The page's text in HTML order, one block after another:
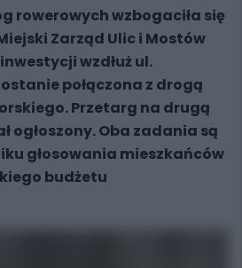
rowerowych wzbogaciła się
Zarząd Ulic i Mostów
wzdłuż ul.
połączona z drogą
Przetarg na drugą
ogłoszony. Oba zadania są
głosowania mieszkańców
budżetu